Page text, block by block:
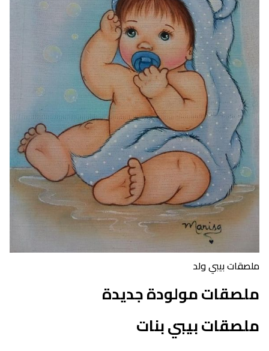
ملصقات بيبي ولد
ملصقات مولودة جديدة
ملصقات بيبي بنات